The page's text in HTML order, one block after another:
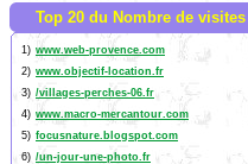
Top 20 du Nombre de visites
1) www.web-provence.com
2) www.objectif-location.fr
3) /villages-perches-06.fr
4) www.macro-mercantour.com
5) focusnature.blogspot.com
6) /un-jour-une-photo.fr